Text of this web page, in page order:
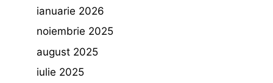
ianuarie 2026
noiembrie 2025
august 2025
iulie 2025